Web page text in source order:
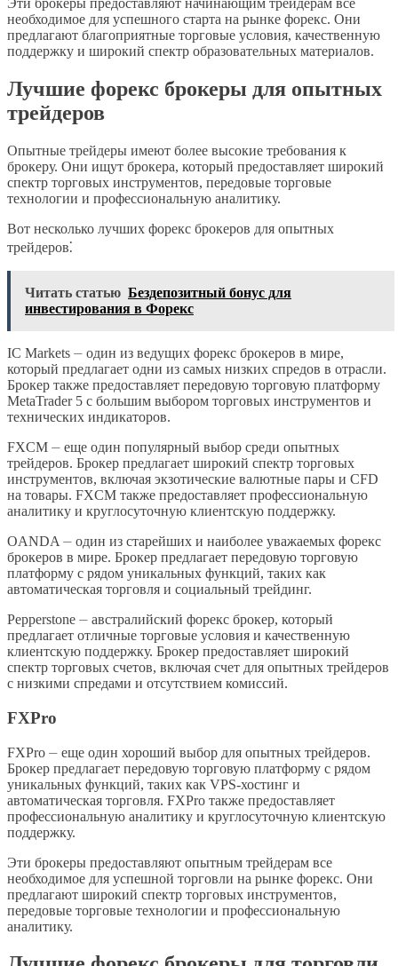
Эти брокеры предоставляют начинающим трейдерам все
необходимое для успешного старта на рынке форекс. Они
предлагают благоприятные торговые условия, качественную
поддержку и широкий спектр образовательных материалов.
Лучшие форекс брокеры для опытных
трейдеров
Опытные трейдеры имеют более высокие требования к
брокеру. Они ищут брокера, который предоставляет широкий
спектр торговых инструментов, передовые торговые
технологии и профессиональную аналитику.
Вот несколько лучших форекс брокеров для опытных
трейдеров⁚
Читать статью Бездепозитный бонус для
инвестирования в Форекс
IC Markets ⏤ один из ведущих форекс брокеров в мире,
который предлагает одни из самых низких спредов в отрасли.
Брокер также предоставляет передовую торговую платформу
MetaTrader 5 с большим выбором торговых инструментов и
технических индикаторов.
FXCM ⏤ еще один популярный выбор среди опытных
трейдеров. Брокер предлагает широкий спектр торговых
инструментов, включая экзотические валютные пары и CFD
на товары. FXCM также предоставляет профессиональную
аналитику и круглосуточную клиентскую поддержку.
OANDA ⏤ один из старейших и наиболее уважаемых форекс
брокеров в мире. Брокер предлагает передовую торговую
платформу с рядом уникальных функций, таких как
автоматическая торговля и социальный трейдинг.
Pepperstone ⏤ австралийский форекс брокер, который
предлагает отличные торговые условия и качественную
клиентскую поддержку. Брокер предоставляет широкий
спектр торговых счетов, включая счет для опытных трейдеров
с низкими спредами и отсутствием комиссий.
FXPro
FXPro ⏤ еще один хороший выбор для опытных трейдеров.
Брокер предлагает передовую торговую платформу с рядом
уникальных функций, таких как VPS-хостинг и
автоматическая торговля. FXPro также предоставляет
профессиональную аналитику и круглосуточную клиентскую
поддержку.
Эти брокеры предоставляют опытным трейдерам все
необходимое для успешной торговли на рынке форекс. Они
предлагают широкий спектр торговых инструментов,
передовые торговые технологии и профессиональную
аналитику.